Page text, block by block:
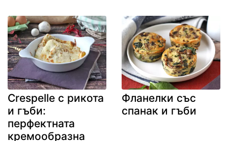
Crespelle с рикота
и гъби:
перфектната
кремообразна
Фланелки със
спанак и гъби